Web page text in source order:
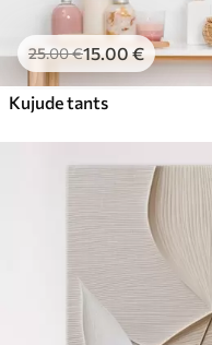
25.00€15.00 €
Kujude tants